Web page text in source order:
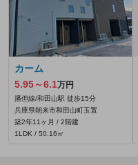
カーム
5.95～6.1万円
播但線/和田山駅 徒歩15分
兵庫県朝来市和田山町玉置
築2年11ヶ月 / 2階建
1LDK / 50.16㎡